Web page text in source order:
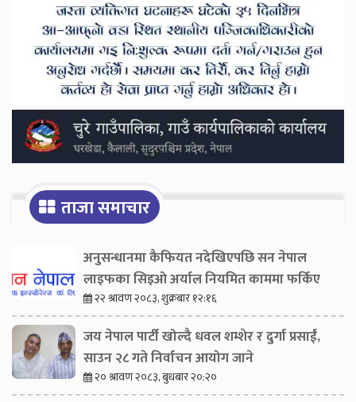
ताजा समाचार
अनुसन्धानमा कैफियत नदेखिएपछि सन नेपाल
लाइफका सिइओ अर्याल नियमित काममा फर्किए
२२ श्रावण २०८३, शुक्रबार १२:१६
जय नेपाल पार्टी खोल्दै धवल शम्शेर र दुर्गा प्रसाईं,
साउन २८ गते निर्वाचन आयोग जाने
२० श्रावण २०८३, बुधबार २०:२०